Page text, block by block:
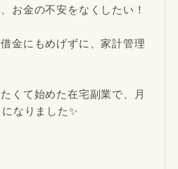
お金の不安をなくしたい！
金にもめげずに、家計管理
くて始めた在宅副業で、月
なりました✨